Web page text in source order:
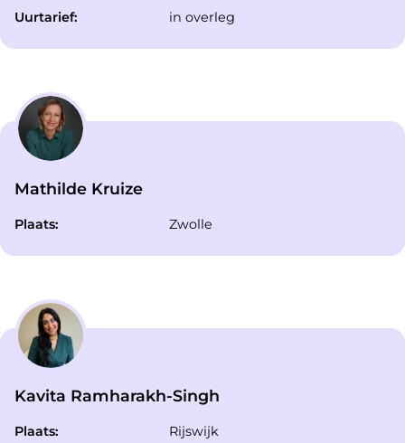
Uurtarief:
in overleg
Mathilde Kruize
Plaats: Zwolle
Kavita Ramharakh-Singh
Plaats:
Rijswijk